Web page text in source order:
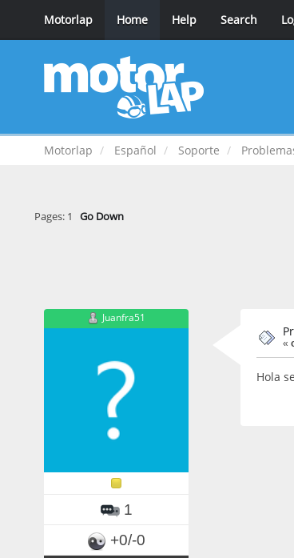
Motorlap Home Help Search
Motorlap Español Soporte
Pages: 1 Go Down
Juanfra51
1
+0/-0
«
Hola